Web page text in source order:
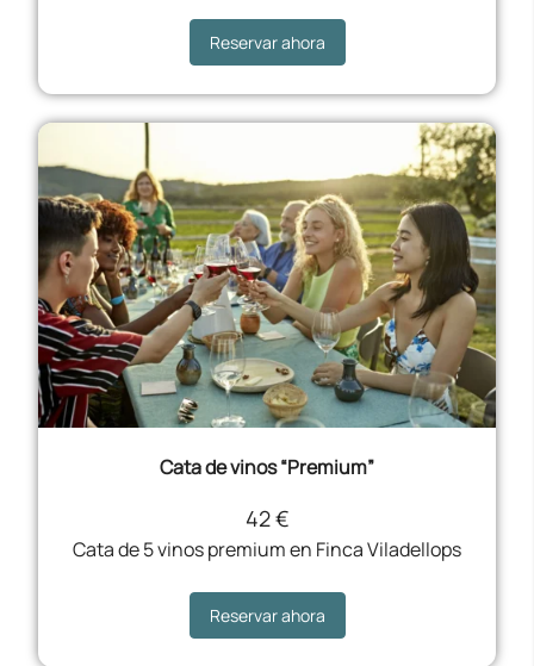
Reservar ahora
Cata de vinos “Premium”
42 €
Cata de 5 vinos premium en Finca Viladellops
Reservar ahora